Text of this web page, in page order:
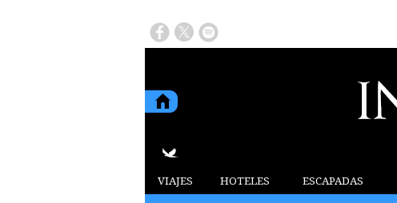
VIAJES HOTELES ESCAPADAS